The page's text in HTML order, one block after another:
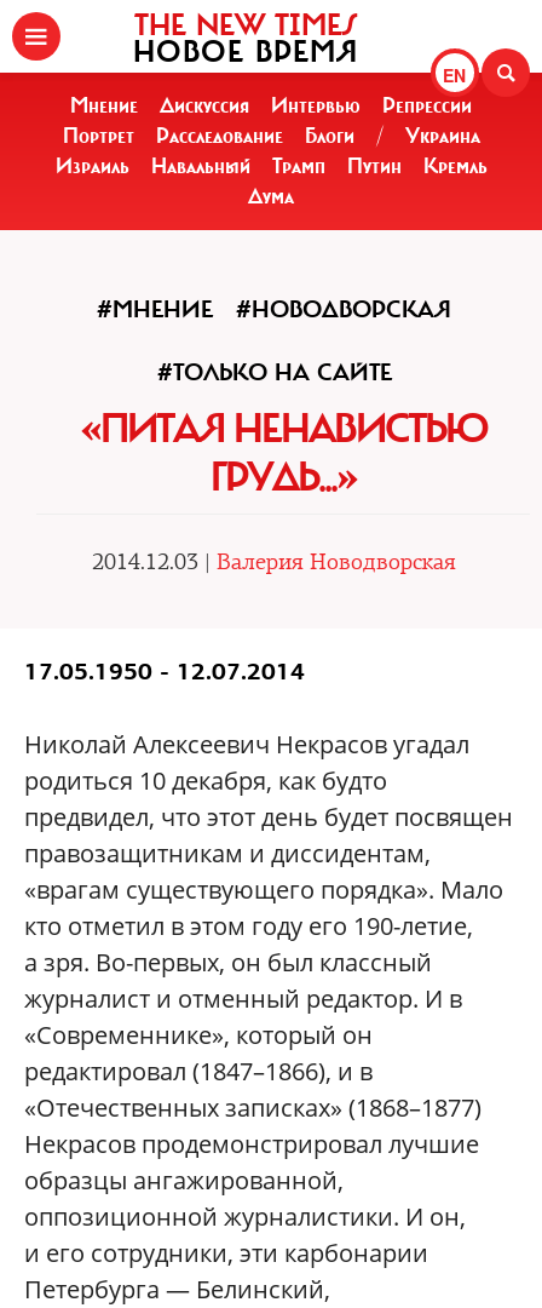
EN
THE NEW TIMES
НОВОЕ ВРЕМЯ
Мнение Дискуссия Интервью
Репрессии
Портрет
Расследование Блоги /
Украина
Израиль
Навальный Трамп Путин
Кремль
Дума
#МНЕНИЕ #НОВОДВОРСКАЯ
#ТОЛЬКО НА САЙТЕ
«ПИТАЯ НЕНАВИСТЬЮ
ГРУДЬ...»
2014.12.03 | Валерия Новодворская
17.05.1950 - 12.07.2014
Николай Алексеевич Некрасов угадал
родиться 10 декабря, как будто
предвидел, что этот день будет посвящен
правозащитникам и диссидентам,
«врагам существующего порядка». Мало
кто отметил в этом году его 190-летие,
а зря. Во-первых, он был классный
журналист и отменный редактор. И в
«Современнике», который он
редактировал (1847–1866), и в
«Отечественных записках» (1868–1877)
Некрасов продемонстрировал лучшие
образцы ангажированной,
оппозиционной журналистики. И он,
и его сотрудники, эти карбонарии
Петербурга — Белинский,